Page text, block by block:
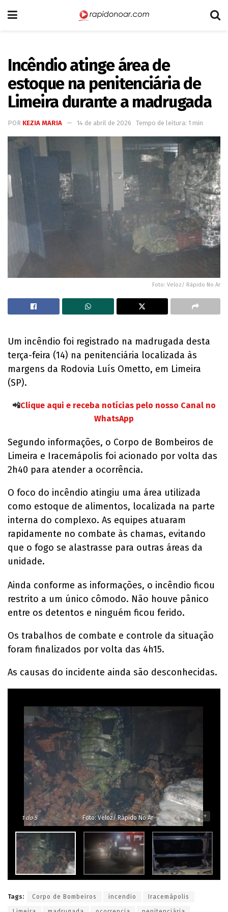
Incêndio atinge área de
estoque na penitenciária de
Limeira durante a madrugada
POR KEZIA MARIA 14 de abril de 2026 Tempo de leitura: 1 min
Foto: Veloz/ Rápido No Ar
Um incêndio foi registrado na madrugada desta
terça-feira (14) na penitenciária localizada às
margens da Rodovia Luís Ometto, em Limeira
(SP).
📲Clique aqui e receba notícias pelo nosso Canal no
WhatsApp
Segundo informações, o Corpo de Bombeiros de
Limeira e Iracemápolis foi acionado por volta das
2h40 para atender a ocorrência.
O foco do incêndio atingiu uma área utilizada
como estoque de alimentos, localizada na parte
interna do complexo. As equipes atuaram
rapidamente no combate às chamas, evitando
que o fogo se alastrasse para outras áreas da
unidade.
Ainda conforme as informações, o incêndio ficou
restrito a um único cômodo. Não houve pânico
entre os detentos e ninguém ficou ferido.
Os trabalhos de combate e controle da situação
foram finalizados por volta das 4h15.
As causas do incidente ainda são desconhecidas.
1do 5 Foto: Veloz/ Rápido No Ar - +
Tags: Corpo de Bombeiros incendio Iracemápolis